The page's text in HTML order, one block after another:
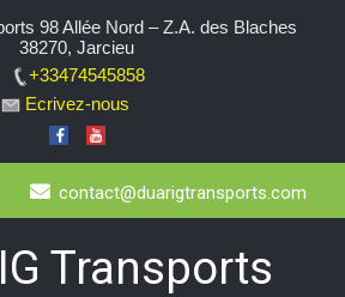
98 Allée Nord – Z.A. des Blaches
38270, Jarcieu
+33474545858
Ecrivez-nous
contact@duarigtransports.com
Transports